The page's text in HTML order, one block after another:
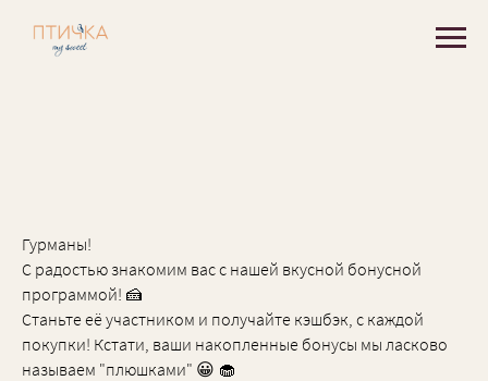
Гурманы!
С радостью знакомим вас с нашей вкусной бонусной
программой! 🍰
Станьте её участником и получайте кэшбэк, с каждой
покупки! Кстати, ваши накопленные бонусы мы ласково
называем "плюшками" 😀 🧁